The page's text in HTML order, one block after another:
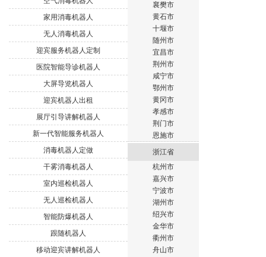
家用消毒机器人
无人消毒机器人
迎宾服务机器人定制
医院智能导诊机器人
大屏导览机器人
迎宾机器人出租
展厅引导讲解机器人
新一代智能服务机器人
消毒机器人定做
干雾消毒机器人
室内巡检机器人
无人巡检机器人
智能防爆机器人
跟随机器人
移动迎宾讲解机器人
襄樊市
黄石市
十堰市
随州市
宜昌市
荆州市
咸宁市
鄂州市
黄冈市
孝感市
荆门市
恩施市
浙江省
杭州市
嘉兴市
宁波市
湖州市
绍兴市
金华市
衢州市
舟山市